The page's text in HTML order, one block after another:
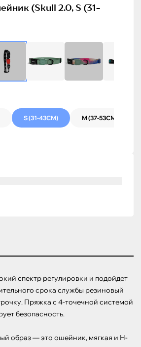
(skull 2.0, S (31-
S (31-43СМ) M (37-53СМ)
спектр регулировки и подойдет
срока службы резиновый
Пряжка с 4-точечной системой
безопасность.
образ — это ошейник, мягкая и Н-